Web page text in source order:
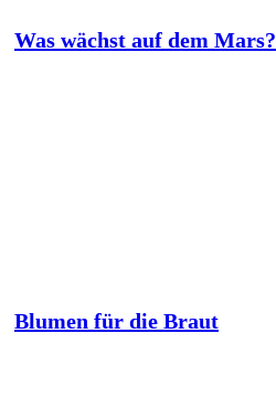
Was wächst auf dem Mars?
Blumen für die Braut